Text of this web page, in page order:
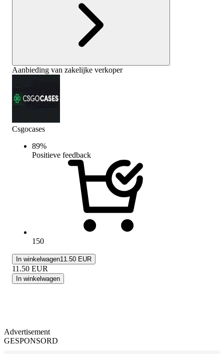
Aanbieding van zakelijke verkoper
Csgocases
89%
Positieve feedback
150
In winkelwagen11.50 EUR
11.50 EUR
In winkelwagen
Advertisement
GESPONSORD